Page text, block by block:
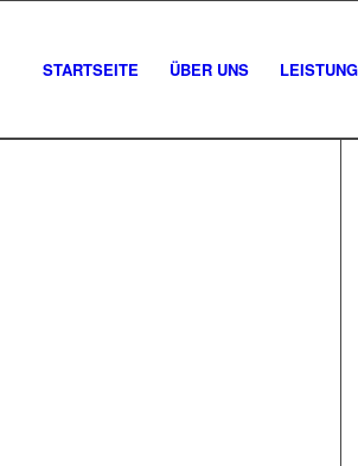
STARTSEITE ÜBER UNS